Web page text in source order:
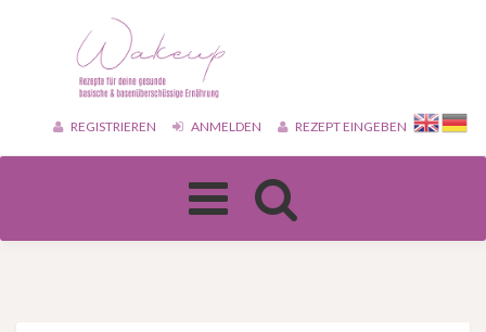
REGISTRIEREN ANMELDEN REZEPT EINGEBEN
Toggle
navigation